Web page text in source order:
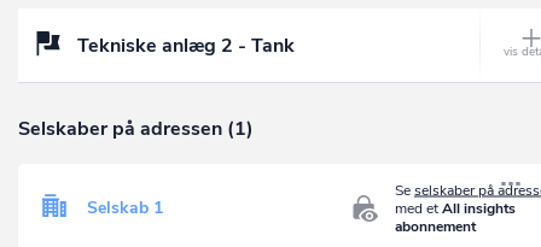
Tekniske anlæg 2 - Tank
Selskaber på adressen (1)
Seselskaber på
med etAll insights
abonnement
Selskab 1